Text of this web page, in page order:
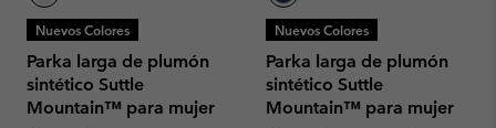
Nuevos Colores
Parka larga de plumón
sintético Suttle
Mountain™ para mujer
Nuevos Colores
Parka larga de plumón
sintético Suttle
Mountain™ para mujer